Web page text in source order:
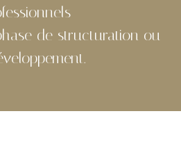
de structuration ou